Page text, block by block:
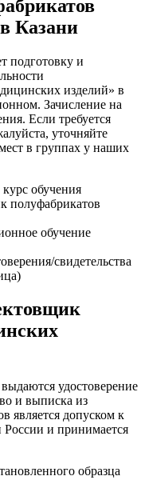
Казани
подготовку и
изделий» в
Зачисление на
Если требуется
уточняйте
в группах у наших
обучения
полуфабрикатов
обучение
свидетельства
удостоверение
и выписка из
является допуском к
России и принимается
образца